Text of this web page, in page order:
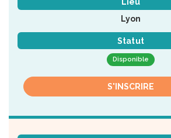
Lyon
Statut
Disponible
S'INSCRIRE